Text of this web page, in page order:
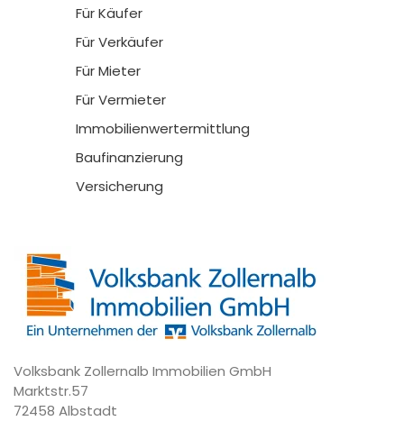
Für Käufer
Für Verkäufer
Für Mieter
Für Vermieter
Immobilienwertermittlung
Baufinanzierung
Versicherung
Volksbank Zollernalb Immobilien GmbH
Marktstr.57
72458 Albstadt